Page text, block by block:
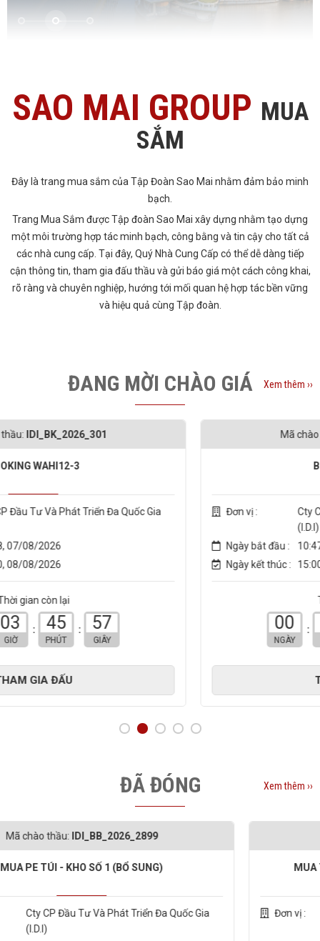
SAO MAI GROUP MUA
SẮM
Đây là trang mua sắm của Tập Đoàn Sao Mai nhằm đảm bảo minh
bạch.
Trang Mua Sắm được Tập đoàn Sao Mai xây dựng nhằm tạo dựng
một môi trường hợp tác minh bạch, công bằng và tin cậy cho tất cả
các nhà cung cấp. Tại đây, Quý Nhà Cung Cấp có thể dễ dàng tiếp
cận thông tin, tham gia đấu thầu và gửi báo giá một cách công khai,
rõ ràng và chuyên nghiệp, hướng tới mối quan hệ hợp tác bền vững
và hiệu quả cùng Tập đoàn.
ĐANG MỜI CHÀO GIÁ Xem thêm ››
Quốc Gia
IDI_BK_2026_300
Đơn vị :
Cty CP Đầu Tư Và Phát
10:47, 07/08/2026
15:00, 07/08/2026
45
PHÚT
ĐÃ ĐÓNG Xem thêm ››
SUNG)
Triển Đa Quốc Gia
MUA Thùng CARTON - LSX :
Đơn vị :
Cty CP Đầu Tư Và